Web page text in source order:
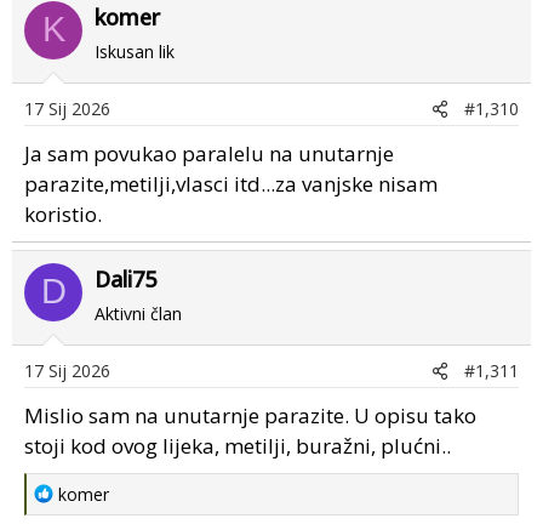
K komer
Iskusan lik
17 Sij 2026 #1,310
Ja sam povukao paralelu na unutarnje
parazite,metilji,vlasci itd...za vanjske nisam
koristio.
D Dali75
Aktivni član
17 Sij 2026 #1,311
Mislio sam na unutarnje parazite. U opisu tako
stoji kod ovog lijeka, metilji, buražni, plućni..
R
e
komer